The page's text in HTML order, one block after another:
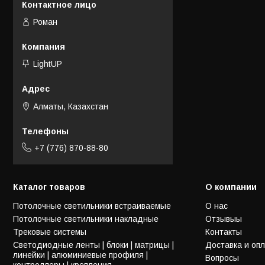
Роман
LightUP
Алматы, Казахстан
+7 (776) 870-88-80
Каталог товаров
Потолочные светильники встраиваемые
Потолочные светильники накладные
Трековые системы
Светодиодные ленты | блоки | матрицы |
линейки | алюминиевые профиля |
О компании
О нас
Отзывыы
Контакты
Доставка и
Вопросы